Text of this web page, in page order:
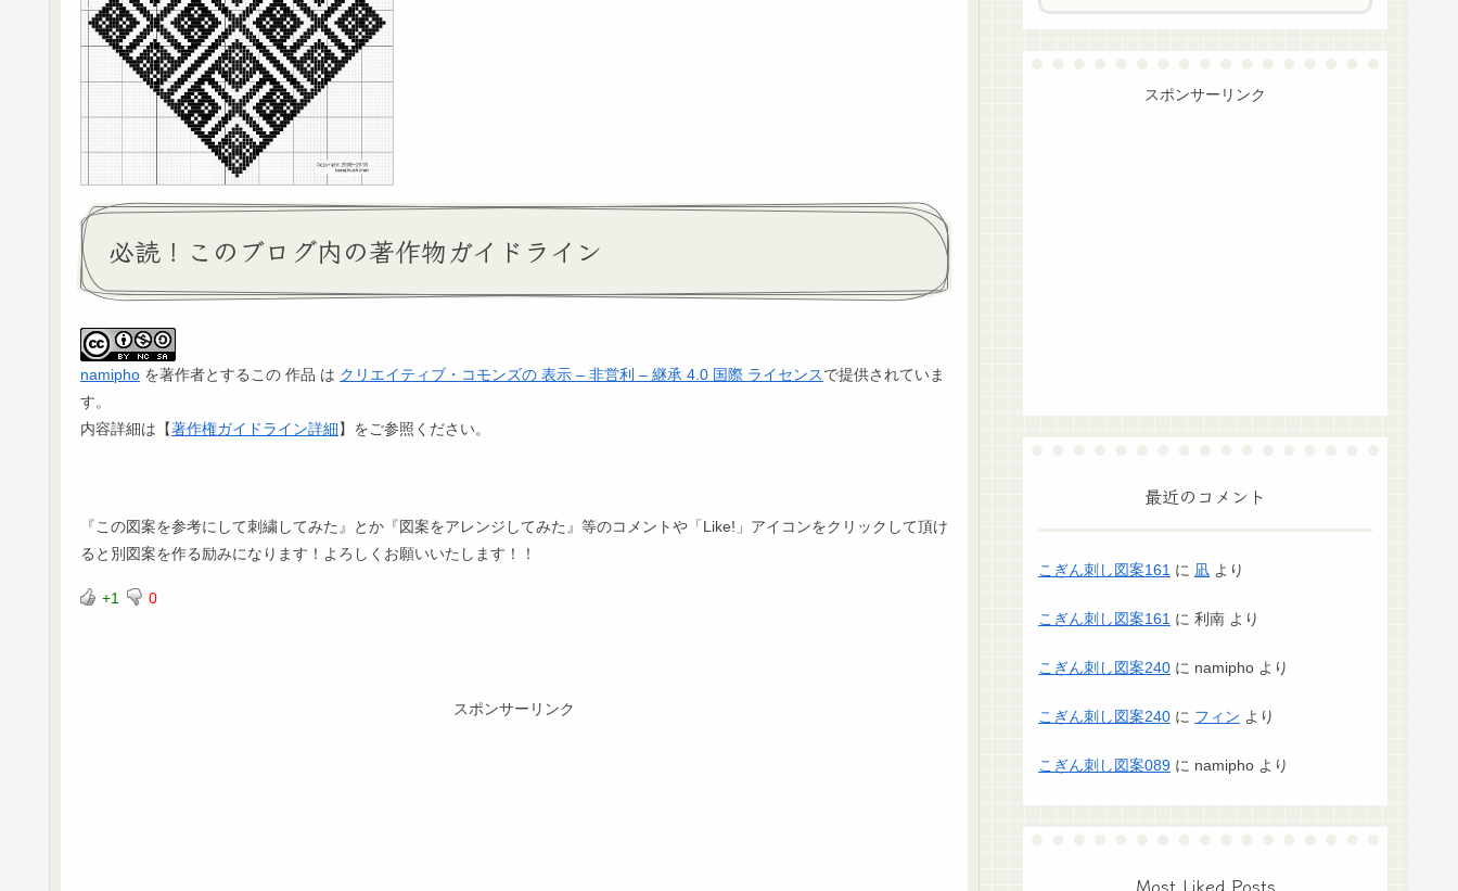
必読！このブログ内の著作物ガイドライン
namipho を著作者とするこの 作品 は クリエイティブ・コモンズの 表示 – 非営利 – 継承 4.0 国際 ライセンスで提供されていま
す。
内容詳細は【著作権ガイドライン詳細】をご参照ください。
『この図案を参考にして刺繍してみた』とか『図案をアレンジしてみた』等のコメントや「Like!」アイコンをクリックして頂け
ると別図案を作る励みになります！よろしくお願いいたします！！
+1 0
スポンサーリンク
スポンサーリンク
最近のコメント
こぎん刺し図案161 に 凪 より
こぎん刺し図案161 に 利南 より
こぎん刺し図案240 に namipho より
こぎん刺し図案240 に フィン より
こぎん刺し図案089 に namipho より
Most Liked Posts